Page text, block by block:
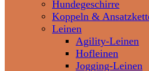
Hundegeschirre
Koppeln &
Leinen
Agility-Leinen
Hofleinen
Jogging-Leinen